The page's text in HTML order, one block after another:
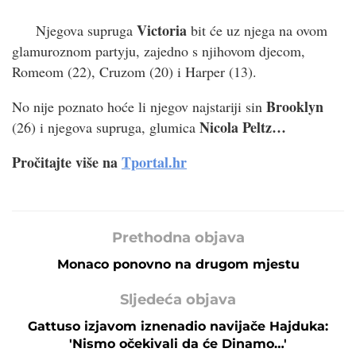
Njegova supruga Victoria bit će uz njega na ovom
glamuroznom partyju, zajedno s njihovom djecom,
Romeom (22), Cruzom (20) i Harper (13).
No nije poznato hoće li njegov najstariji sin Brooklyn
(26) i njegova supruga, glumica Nicola Peltz…
Pročitajte više naTportal.hr
Prethodna objava
Monaco ponovno na drugom mjestu
Sljedeća objava
Gattuso izjavom iznenadio navijače Hajduka:
'Nismo očekivali da će Dinamo…'